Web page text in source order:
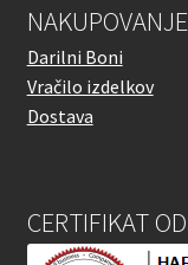
NAKUPOVANJE
Darilni Boni
Vračilo izdelkov
Dostava
CERTIFIKAT